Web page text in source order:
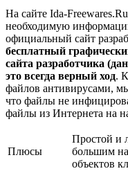
На сайте Ida-
необходимую
официальный сайт
бесплатный
сайта разработчика
это всегда верный ход.
файлов антивирусами,
что файлы не
файлы из Интернета на
Плюсы
Простой и
большим
объектов